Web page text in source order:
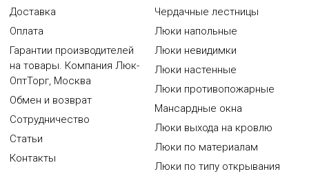
Доставка
Оплата
Гарантии производителей
на товары. Компания Люк-
ОптТорг, Москва
Обмен и возврат
Сотрудничество
Статьи
Контакты
Чердачные лестницы
Люки напольные
Люки невидимки
Люки настенные
Люки противопожарные
Мансардные окна
Люки выхода на кровлю
Люки по материалам
Люки по типу открывания